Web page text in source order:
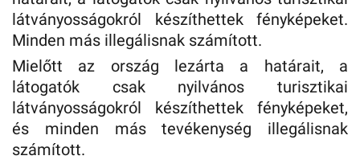
látványosságokról készíthettek fényképeket.
Minden más illegálisnak számított.
Mielőtt az ország lezárta a határait, a
látogatók csak nyilvános turisztikai
látványosságokról készíthettek fényképeket,
és minden más tevékenység illegálisnak
számított.